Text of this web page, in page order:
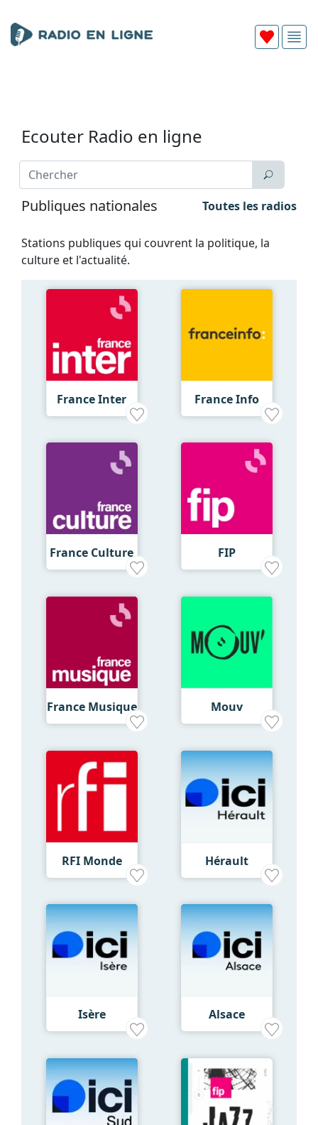
Ecouter Radio en ligne
Publiques nationales Toutes les radios
Stations publiques qui couvrent la politique, la
culture et l'actualité.
France Inter France Info
France Culture FIP
France Musique Mouv
RFI Monde Hérault
Isère Alsace